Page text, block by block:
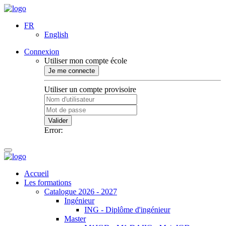
FR
English
Connexion
Utiliser mon compte école
Je me connecte
Utiliser un compte provisoire
Valider
Error:
Accueil
Les formations
Catalogue 2026 - 2027
Ingénieur
ING - Diplôme d'ingénieur
Master